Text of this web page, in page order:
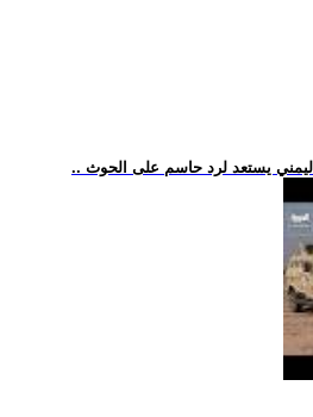
يستعد لرد حاسم على الحوث